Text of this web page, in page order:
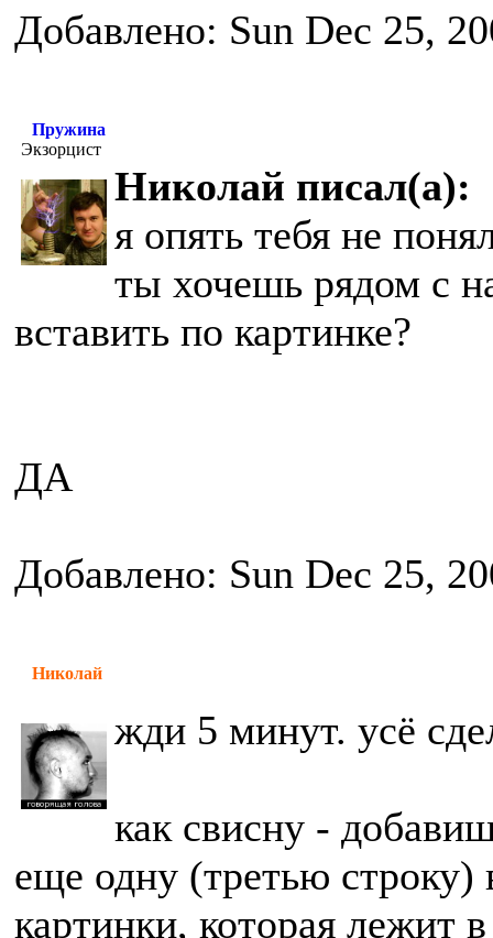
Добавлено: Sun Dec 25,
Пружина
Экзорцист
Николай писал(а):
я опять тебя не
ты хочешь рядом с
вставить по картинке?
ДА
Добавлено: Sun Dec 25,
Николай
жди 5 минут. усё
как свисну -
еще одну (третью строку)
картинки, которая лежит